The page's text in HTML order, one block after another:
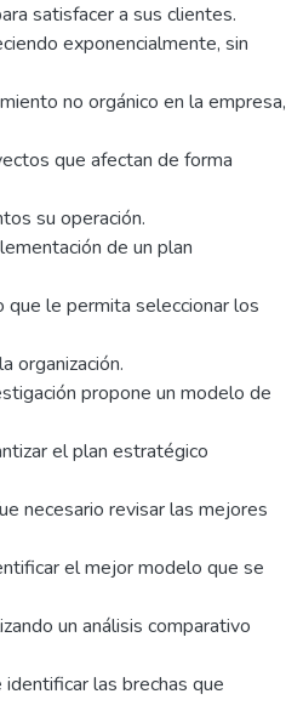
satisfacer a sus clientes.
exponencialmente, sin
no orgánico en la empresa,
que afectan de forma
su operación.
de un plan
que le permita seleccionar los
organización.
propone un modelo de
el plan estratégico
necesario revisar las mejores
el mejor modelo que se
un análisis comparativo
las brechas que